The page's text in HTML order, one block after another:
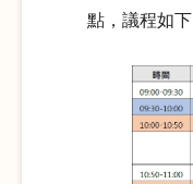
點，議程如下